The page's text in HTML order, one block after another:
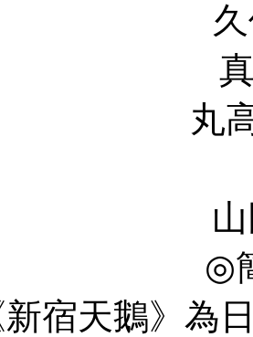
久保田悠
真野惠裡
高愛實
山田優
◎
天鵝》為日